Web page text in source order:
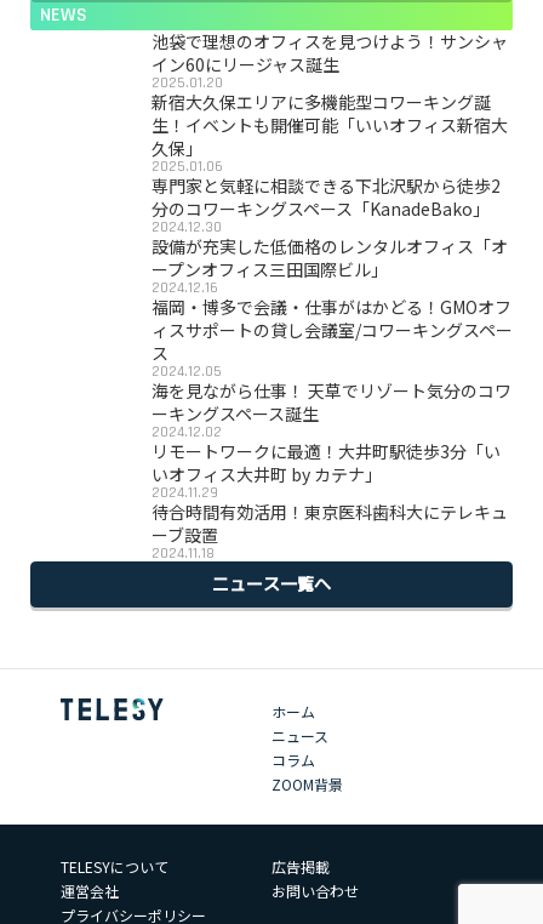
NEWS
池袋で理想のオフィスを見つけよう！サンシャ
イン60にリージャス誕生
2025.01.20
新宿大久保エリアに多機能型コワーキング誕
生！イベントも開催可能「いいオフィス新宿大
久保」
2025.01.06
専門家と気軽に相談できる下北沢駅から徒歩2
分のコワーキングスペース「KanadeBako」
2024.12.30
設備が充実した低価格のレンタルオフィス「オ
ープンオフィス三田国際ビル」
2024.12.16
福岡・博多で会議・仕事がはかどる！GMOオフ
ィスサポートの貸し会議室/コワーキングスペー
ス
2024.12.05
海を見ながら仕事！ 天草でリゾート気分のコワ
ーキングスペース誕生
2024.12.02
リモートワークに最適！大井町駅徒歩3分「い
いオフィス大井町 by カテナ」
2024.11.29
待合時間有効活用！東京医科歯科大にテレキュ
ーブ設置
2024.11.18
ニュース一覧へ
ホーム
ニュース
コラム
ZOOM背景
TELESYについて
広告掲載
運営会社
お問い合わせ
プライバシーポリシー